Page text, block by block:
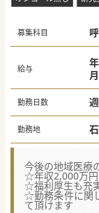
募集科目
給与
勤務日数
勤務地
今後の地域医療
☆年収2,000万円
☆福利厚生も充
☆勤務条件に関
て頂けます